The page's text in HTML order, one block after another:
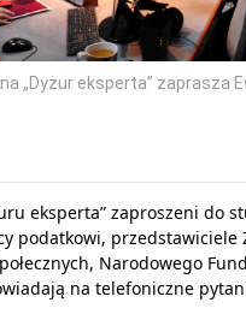
„Dyżur eksperta” zaprasza
eksperta” zaproszeni do
podatkowi, przedstawiciele
Narodowego
na telefoniczne